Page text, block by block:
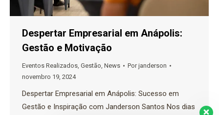
Despertar Empresarial em Anápolis:
Gestão e Motivação
Eventos Realizados, Gestão, News Porjanderson
novembro 19, 2024
Despertar Empresarial em Anápolis: Sucesso em
Gestão e Inspiração com Janderson Santos Nos dias